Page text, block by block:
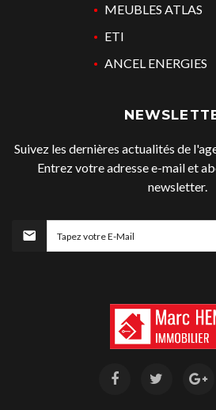
MEUBLES ATLAS
ETI
ANCEL ENERGIES
Suivez les dernières actualités de
Entrez votre adresse e-mail et
newsletter.